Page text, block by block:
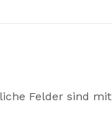
Felder sind mit